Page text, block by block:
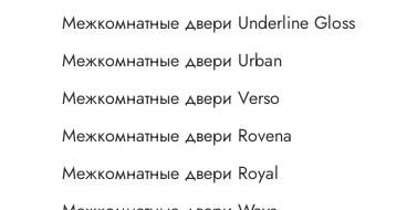
Межкомнатные двери Underline Gloss
Межкомнатные двери Urban
Межкомнатные двери Verso
Межкомнатные двери Rovena
Межкомнатные двери Royal